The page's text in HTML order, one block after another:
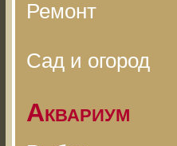
Ремонт
Сад и огород
Аквариум